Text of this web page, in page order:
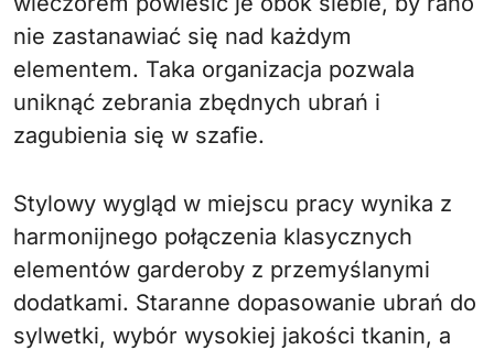
nie zastanawiać się nad każdym
elementem. Taka organizacja pozwala
uniknąć zebrania zbędnych ubrań i
zagubienia się w szafie.
Stylowy wygląd w miejscu pracy wynika z
harmonijnego połączenia klasycznych
elementów garderoby z przemyślanymi
dodatkami. Staranne dopasowanie ubrań do
sylwetki, wybór wysokiej jakości tkanin, a